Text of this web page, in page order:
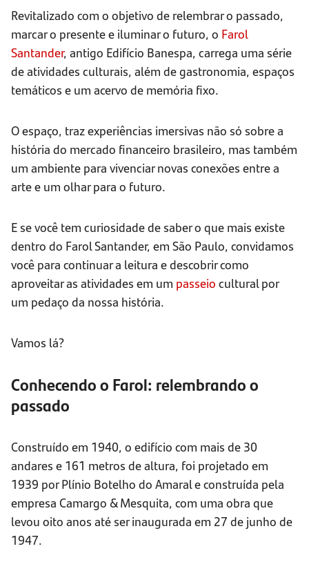
Revitalizado com o objetivo de relembrar o passado,
marcar o presente e iluminar o futuro, o Farol
Santander, antigo Edifício Banespa, carrega uma série
de atividades culturais, além de gastronomia, espaços
temáticos e um acervo de memória fixo.
O espaço, traz experiências imersivas não só sobre a
história do mercado financeiro brasileiro, mas também
um ambiente para vivenciar novas conexões entre a
arte e um olhar para o futuro.
E se você tem curiosidade de saber o que mais existe
dentro do Farol Santander, em São Paulo, convidamos
você para continuar a leitura e descobrir como
aproveitar as atividades em um passeio cultural por
um pedaço da nossa história.
Vamos lá?
Conhecendo o Farol: relembrando o
passado
Construído em 1940, o edifício com mais de 30
andares e 161 metros de altura, foi projetado em
1939 por Plínio Botelho do Amaral e construída pela
empresa Camargo & Mesquita, com uma obra que
levou oito anos até ser inaugurada em 27 de junho de
1947.